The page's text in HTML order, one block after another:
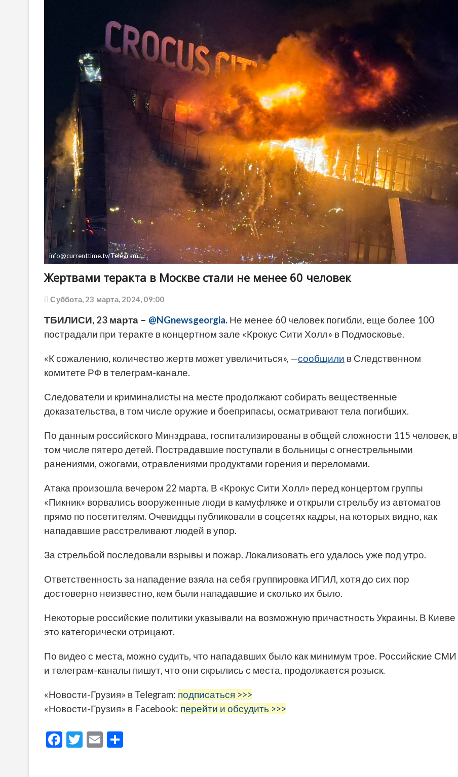
info@currenttime.tv/Telegram
Жертвами теракта в Москве стали не менее 60 человек
Суббота, 23 марта, 2024, 09:00
ТБИЛИСИ, 23 марта – @NGnewsgeorgia. Не менее 60 человек погибли, еще более 100
пострадали при теракте в концертном зале «Крокус Сити Холл» в Подмосковье.
«К сожалению, количество жертв может увеличиться», —сообщили в Следственном
комитете РФ в телеграм-канале.
Следователи и криминалисты на месте продолжают собирать вещественные
доказательства, в том числе оружие и боеприпасы, осматривают тела погибших.
По данным российского Минздрава, госпитализированы в общей сложности 115 человек, в
том числе пятеро детей. Пострадавшие поступали в больницы с огнестрельными
ранениями, ожогами, отравлениями продуктами горения и переломами.
Атака произошла вечером 22 марта. В «Крокус Сити Холл» перед концертом группы
«Пикник» ворвались вооруженные люди в камуфляже и открыли стрельбу из автоматов
прямо по посетителям. Очевидцы публиковали в соцсетях кадры, на которых видно, как
нападавшие расстреливают людей в упор.
За стрельбой последовали взрывы и пожар. Локализовать его удалось уже под утро.
Ответственность за нападение взяла на себя группировка ИГИЛ, хотя до сих пор
достоверно неизвестно, кем были нападавшие и сколько их было.
Некоторые российские политики указывали на возможную причастность Украины. В Киеве
это категорически отрицают.
По видео с места, можно судить, что нападавших было как минимум трое. Российские СМИ
и телеграм-каналы пишут, что они скрылись с места, продолжается розыск.
«Новости-Грузия» в Telegram: подписаться >>>
«Новости-Грузия» в Facebook: перейти и обсудить >>>
F
T
E